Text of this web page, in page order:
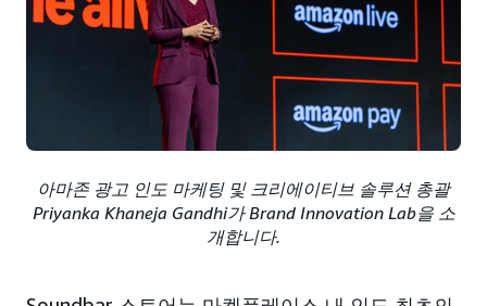
아마존 광고 인도 마케팅 및 크리에이티브 솔루션 총괄
Priyanka Khaneja Gandhi가 Brand Innovation Lab을 소
개합니다.